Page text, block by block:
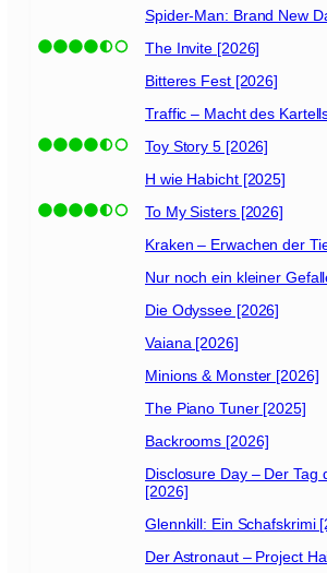
Spider-Man: Brand New
The Invite [2026]
Bitteres Fest [2026]
Traffic – Macht des
Toy Story 5 [2026]
H wie Habicht [2025]
To My Sisters [2026]
Kraken – Erwachen der
Nur noch ein kleiner
Die Odyssee [2026]
Vaiana [2026]
Minions & Monster [2026]
The Piano Tuner [2025]
Backrooms [2026]
Disclosure Day – Der Tag
[2026]
Glennkill: Ein Schafskrimi
Der Astronaut – Project